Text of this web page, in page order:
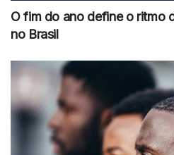
O fim do ano define o ritmo
no Brasil